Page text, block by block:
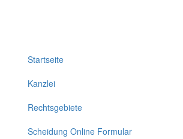
Startseite
Kanzlei
Rechtsgebiete
Scheidung Online Formular